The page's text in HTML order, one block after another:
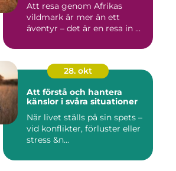
Att resa genom Afrikas
vildmark är mer än ett
äventyr – det är en resa in ...
28. okt
Att förstå och hantera
känslor i svåra situationer
När livet ställs på sin spets –
vid konflikter, förluster eller
stress &n...